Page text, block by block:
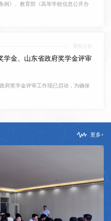
例》、教育部《高等学校信息公开办
通知公告
学金、山东省政府奖学金评审
府奖学金评审工作现已启动，为确保
更多+